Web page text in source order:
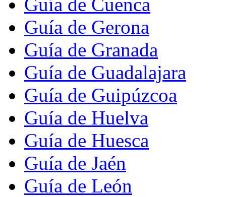
Guía de Gerona
Guía de Granada
Guía de Guadalajara
Guía de Guipúzcoa
Guía de Huelva
Guía de Huesca
Guía de Jaén
Guía de León